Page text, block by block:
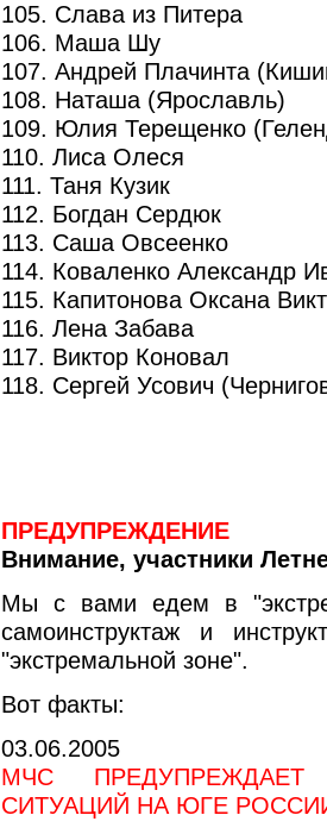
105. Слава из Питера
106. Маша Шу
107. Андрей Плачинта
108. Наташа (Ярославль)
109. Юлия Терещенко
110. Лиса Олеся
111. Таня Кузик
112. Богдан Сердюк
113. Саша Овсеенко
114. Коваленко Александр
115. Капитонова Оксана
116. Лена Забава
117. Виктор Коновал
118. Сергей Усович
ПРЕДУПРЕЖДЕНИЕ
Внимание, участники
Мы с вами едем в
самоинструктаж и
"экстремальной зоне".
Вот факты:
03.06.2005
МЧС
СИТУАЦИЙ НА ЮГЕ